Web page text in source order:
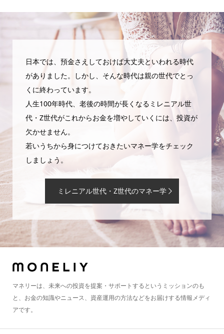
日本では、預金さえしておけば大丈夫といわれる時代
がありました。しかし、そんな時代は親の世代でとっ
くに終わっています。
人生100年時代、老後の時間が長くなるミレニアル世
代・Z世代がこれからお金を増やしていくには、投資が
欠かせません。
若いうちから身につけておきたいマネー学をチェック
しましょう。
ミレニアル世代・Z世代のマネー学
マネリーは、未来への投資を提案・サポートするというミッションのも
と、お金の知識やニュース、資産運用の方法などをお届けする情報メディ
アです。